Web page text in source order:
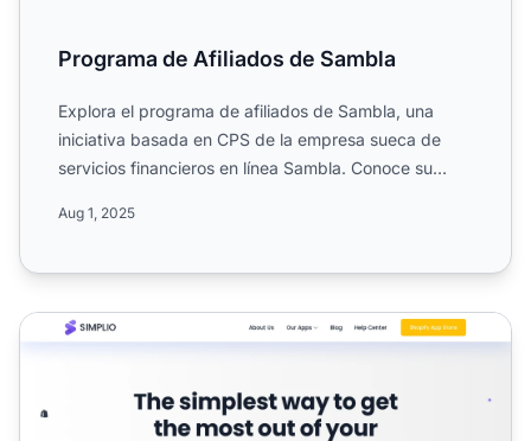
Programa de Afiliados de Sambla
Explora el programa de afiliados de Sambla, una
iniciativa basada en CPS de la empresa sueca de
servicios financieros en línea Sambla. Conoce su
Aug 1, 2025
Programa de Afiliados de Simplio